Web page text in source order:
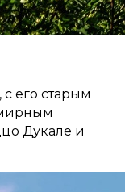
, с его старым
Дукале и